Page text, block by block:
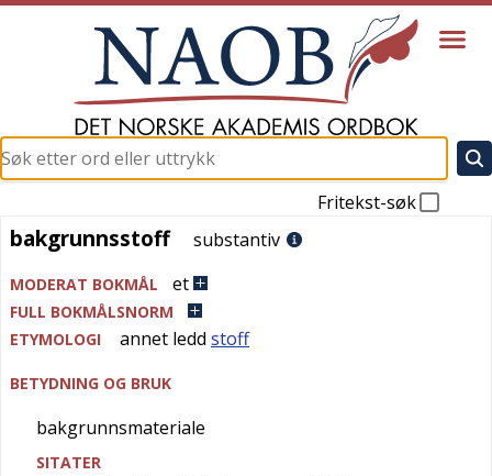
Fritekst-søk
bakgrunnsstoff
bakgrunnsstoff substantiv
MODERAT BOKMÅL et
FULL BOKMÅLSNORM
ETYMOLOGI
annet ledd stoff
BETYDNING OG BRUK
bakgrunnsmateriale
SITATER